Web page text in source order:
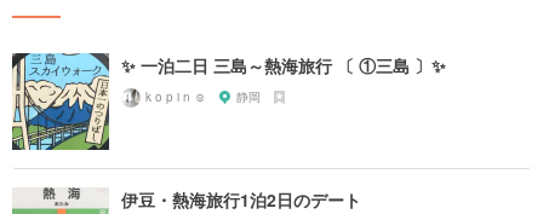
✨ 一泊二日 三島～熱海旅行 〔 ①三島 〕✨
k o p i n ☺︎ 静岡
伊豆・熱海旅行1泊2日のデート